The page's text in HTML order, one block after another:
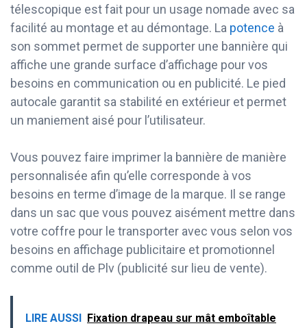
télescopique est fait pour un usage nomade avec sa
facilité au montage et au démontage. La potence à
son sommet permet de supporter une bannière qui
affiche une grande surface d’affichage pour vos
besoins en communication ou en publicité. Le pied
autocale garantit sa stabilité en extérieur et permet
un maniement aisé pour l’utilisateur.
Vous pouvez faire imprimer la bannière de manière
personnalisée afin qu’elle corresponde à vos
besoins en terme d’image de la marque. Il se range
dans un sac que vous pouvez aisément mettre dans
votre coffre pour le transporter avec vous selon vos
besoins en affichage publicitaire et promotionnel
comme outil de Plv (publicité sur lieu de vente).
LIRE AUSSI Fixation drapeau sur mât emboîtable